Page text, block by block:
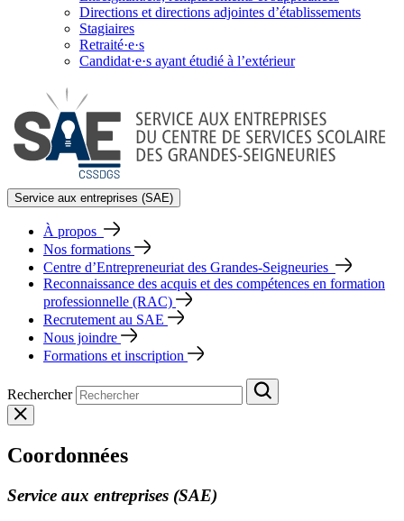
Directions et directions adjointes d’établissements
Stagiaires
Retraité·e·s
Candidat·e·s ayant étudié à l’extérieur
Service aux entreprises (SAE)
À propos
Nos formations
Centre d’Entrepreneuriat des Grandes-Seigneuries
Reconnaissance des acquis et des compétences en formation
professionnelle (RAC)
Recrutement au SAE
Nous joindre
Formations et inscription
Rechercher
Coordonnées
Service aux entreprises (SAE)